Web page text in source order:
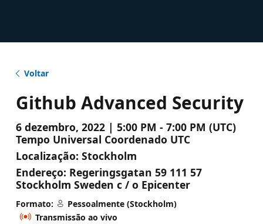
Voltar
Github Advanced Security
6 dezembro, 2022 | 5:00 PM - 7:00 PM (UTC)
Tempo Universal Coordenado UTC
Localização: Stockholm
Endereço: Regeringsgatan 59 111 57
Stockholm Sweden c / o Epicenter
Formato:
Pessoalmente (Stockholm)
Transmissão ao vivo